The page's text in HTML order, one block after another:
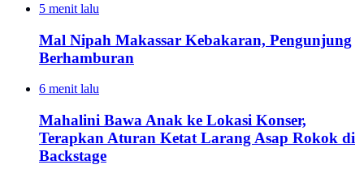
5 menit lalu
Mal Nipah Makassar Kebakaran, Pengunjung
Berhamburan
6 menit lalu
Mahalini Bawa Anak ke Lokasi Konser,
Terapkan Aturan Ketat Larang Asap Rokok di
Backstage